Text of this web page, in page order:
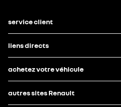
service client
liens directs
achetez votre véhicule
autres sites Renault